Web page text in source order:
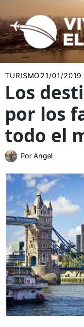
al
contenido
TURISMO21/01/2019
Los
por los
todo el
Por Angel